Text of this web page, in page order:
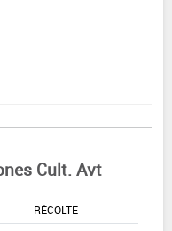
Cult. Avt
RÉCOLTE